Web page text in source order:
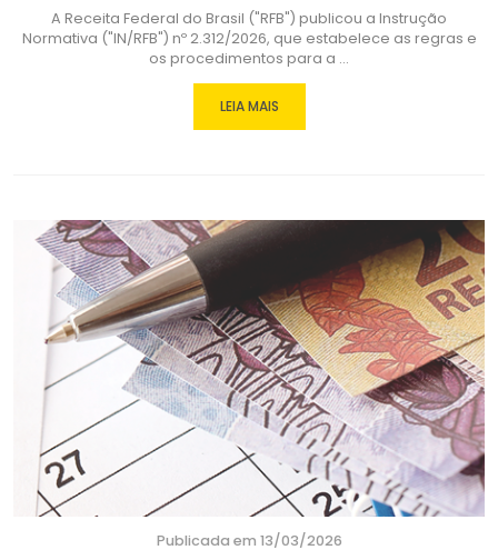
A Receita Federal do Brasil ("RFB") publicou a Instrução
Normativa ("IN/RFB") nº 2.312/2026, que estabelece as regras e
os procedimentos para a ...
LEIA MAIS
Publicada em 13/03/2026